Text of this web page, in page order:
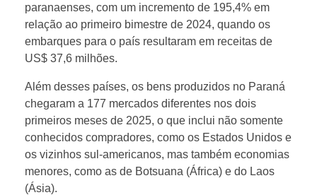
r
t
a
ç
õ
paranaenses, com um incremento de 195,4% em
relação ao primeiro bimestre de 2024, quando os
embarques para o país resultaram em receitas de
US$ 37,6 milhões.
Além desses países, os bens produzidos no Paraná
chegaram a 177 mercados diferentes nos dois
primeiros meses de 2025, o que inclui não somente
conhecidos compradores, como os Estados Unidos e
os vizinhos sul-americanos, mas também economias
menores, como as de Botsuana (África) e do Laos
(Ásia).